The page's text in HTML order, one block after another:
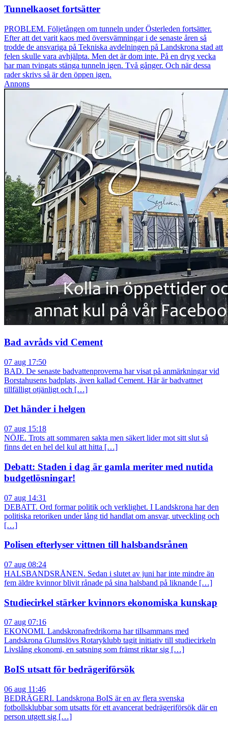
Tunnelkaoset fortsätter
PROBLEM. Följetången om tunneln under Österleden fortsätter.
Efter att det varit kaos med översvämningar i de senaste åren så
trodde de ansvariga på Tekniska avdelningen på Landskrona stad att
felen skulle vara avhjälpta. Men det är dom inte. På en dryg vecka
har man tvingats stänga tunneln igen. Två gånger. Och när dessa
rader skrivs så är den öppen igen.
Annons
Bad avråds vid Cement
07 aug 17:50
BAD. De senaste badvattenproverna har visat på anmärkningar vid
Borstahusens badplats, även kallad Cement. Här är badvattnet
tillfälligt otjänligt och […]
Det händer i helgen
07 aug 15:18
NÖJE. Trots att sommaren sakta men säkert lider mot sitt slut så
finns det en hel del kul att hitta […]
Debatt: Staden i dag är gamla meriter med nutida
budgetlösningar!
07 aug 14:31
DEBATT. Ord formar politik och verklighet. I Landskrona har den
politiska retoriken under lång tid handlat om ansvar, utveckling och
[…]
Polisen efterlyser vittnen till halsbandsrånen
07 aug 08:24
HALSBANDSRÅNEN. Sedan i slutet av juni har inte mindre än
fem äldre kvinnor blivit rånade på sina halsband på liknande […]
Studiecirkel stärker kvinnors ekonomiska kunskap
07 aug 07:16
EKONOMI. Landskronafredrikorna har tillsammans med
Landskrona Glumslövs Rotaryklubb tagit initiativ till studiecirkeln
Livslång ekonomi, en satsning som främst riktar sig […]
BoIS utsatt för bedrägeriförsök
06 aug 11:46
BEDRÄGERI. Landskrona BoIS är en av flera svenska
fotbollsklubbar som utsatts för ett avancerat bedrägeriförsök där en
person utgett sig […]